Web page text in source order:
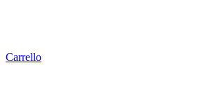
Carrello